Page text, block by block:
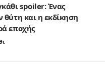
spoiler: Ένας
θύτη και η εκδίκηση
εποχής